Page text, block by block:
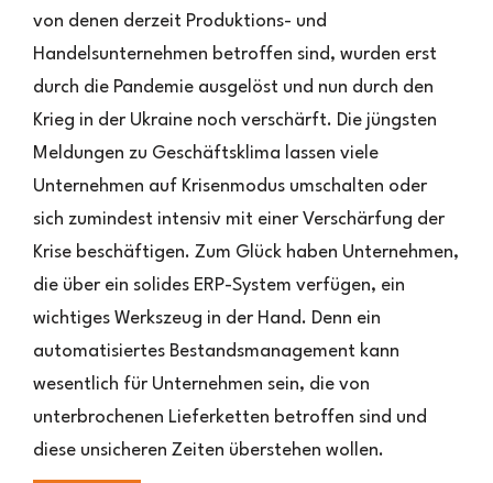
einem
ERP
überstehen
von denen derzeit Produktions- und
Handelsunternehmen betroffen sind, wurden erst
durch die Pandemie ausgelöst und nun durch den
Krieg in der Ukraine noch verschärft. Die jüngsten
Meldungen zu Geschäftsklima lassen viele
Unternehmen auf Krisenmodus umschalten oder
sich zumindest intensiv mit einer Verschärfung der
Krise beschäftigen. Zum Glück haben Unternehmen,
die über ein solides ERP-System verfügen, ein
wichtiges Werkszeug in der Hand. Denn ein
automatisiertes Bestandsmanagement kann
wesentlich für Unternehmen sein, die von
unterbrochenen Lieferketten betroffen sind und
diese unsicheren Zeiten überstehen wollen.